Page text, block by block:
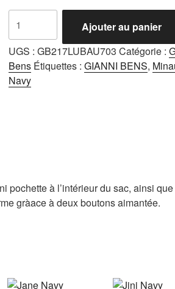
de
Luba
Navy
Ajouter au panier
UGS : GB217LUBAU703 Catégorie :
Bens Étiquettes : GIANNI BENS,
Navy
pochette à l’intérieur du sac, ainsi
gràace à deux boutons aimantée.